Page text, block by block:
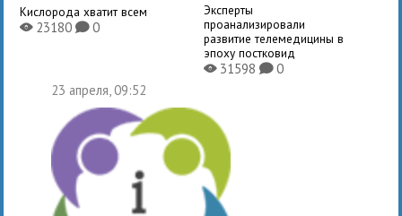
Кислорода хватит всем
X23180K0
Эксперты
проанализировали
развитие телемедицины в
эпоху постковид
X31598 K0
23 апреля, 09:52